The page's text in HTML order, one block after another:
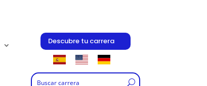
Descubre tu carrera